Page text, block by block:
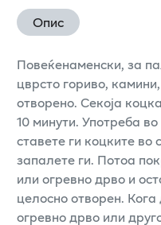
Опис
Повеќенаменски, за
цврсто гориво,
отворено. Секоја
10 минути. Употреба
ставете ги коцките
запалете ги. Потоа
или огревно дрво и
целосно отворен.
огревно дрво или